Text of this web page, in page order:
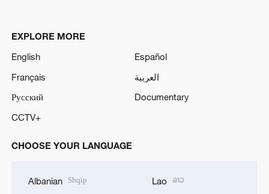
EXPLORE MORE
English
Español
Français
العربية
Русский
Documentary
CCTV+
CHOOSE YOUR LANGUAGE
Albanian Shqip Lao ລາວ